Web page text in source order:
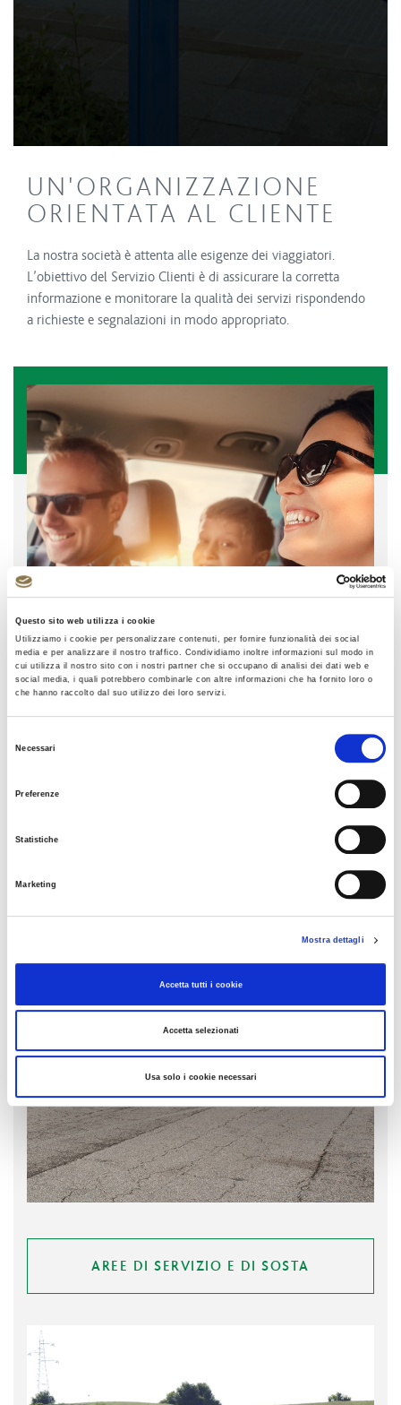
Questo sito web utilizza i cookie
Utilizziamo i cookie per personalizzare contenuti, per fornire funzionalità dei social
media e per analizzare il nostro traffico. Condividiamo inoltre informazioni sul modo in
cui utilizza il nostro sito con i nostri partner che si occupano di analisi dei dati web e
social media, i quali potrebbero combinarle con altre informazioni che ha fornito loro o
che hanno raccolto dal suo utilizzo dei loro servizi.
Necessari
Preferenze
Statistiche
Marketing
Mostra dettagli
Accetta tutti i cookie
Accetta selezionati
Usa solo i cookie necessari
UN'ORGANIZZAZIONE
ORIENTATA AL CLIENTE
La nostra società è attenta alle esigenze dei viaggiatori.
L’obiettivo del Servizio Clienti è di assicurare la corretta
informazione e monitorare la qualità dei servizi rispondendo
a richieste e segnalazioni in modo appropriato.
AREE DI SERVIZIO E DI SOSTA